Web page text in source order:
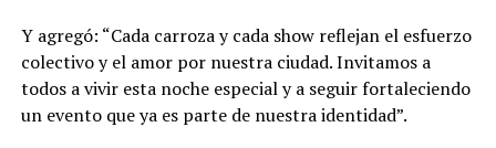
Y agregó: “Cada carroza y cada show reflejan el esfuerzo
colectivo y el amor por nuestra ciudad. Invitamos a
todos a vivir esta noche especial y a seguir fortaleciendo
un evento que ya es parte de nuestra identidad”.